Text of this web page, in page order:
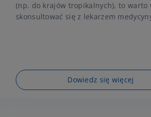
(np. do krajów tropikalnych), to warto
skonsultować się z lekarzem
zdrowia i indywidualnych potrzeb,
skorzystać z dedykowanego pakietu,
obejmującego zarówno konsultację
Dowiedz się więcej